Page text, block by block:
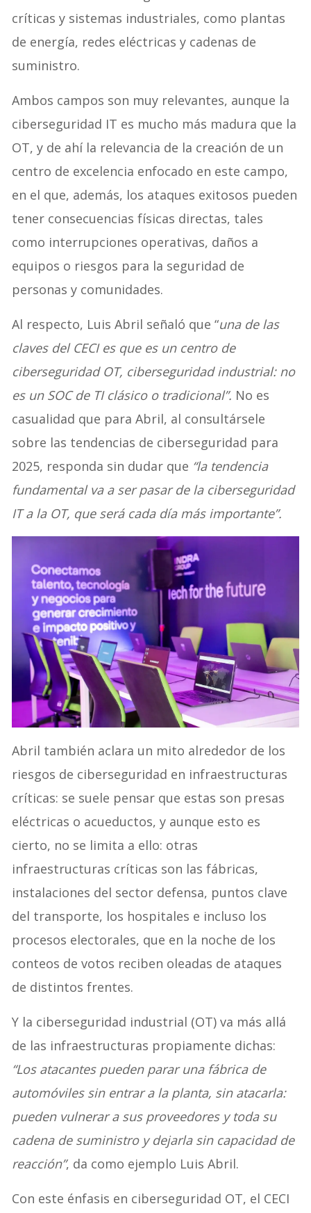
críticas y sistemas industriales, como plantas
de energía, redes eléctricas y cadenas de
suministro.
Ambos campos son muy relevantes, aunque la
ciberseguridad IT es mucho más madura que la
OT, y de ahí la relevancia de la creación de un
centro de excelencia enfocado en este campo,
en el que, además, los ataques exitosos pueden
tener consecuencias físicas directas, tales
como interrupciones operativas, daños a
equipos o riesgos para la seguridad de
personas y comunidades.
Al respecto, Luis Abril señaló que “una de las
claves del CECI es que es un centro de
ciberseguridad OT, ciberseguridad industrial: no
es un SOC de TI clásico o tradicional”. No es
casualidad que para Abril, al consultársele
sobre las tendencias de ciberseguridad para
2025, responda sin dudar que “la tendencia
fundamental va a ser pasar de la ciberseguridad
IT a la OT, que será cada día más importante”.
Abril también aclara un mito alrededor de los
riesgos de ciberseguridad en infraestructuras
críticas: se suele pensar que estas son presas
eléctricas o acueductos, y aunque esto es
cierto, no se limita a ello: otras
infraestructuras críticas son las fábricas,
instalaciones del sector defensa, puntos clave
del transporte, los hospitales e incluso los
procesos electorales, que en la noche de los
conteos de votos reciben oleadas de ataques
de distintos frentes.
Y la ciberseguridad industrial (OT) va más allá
de las infraestructuras propiamente dichas:
“Los atacantes pueden parar una fábrica de
automóviles sin entrar a la planta, sin atacarla:
pueden vulnerar a sus proveedores y toda su
cadena de suministro y dejarla sin capacidad de
reacción”, da como ejemplo Luis Abril.
Con este énfasis en ciberseguridad OT, el CECI